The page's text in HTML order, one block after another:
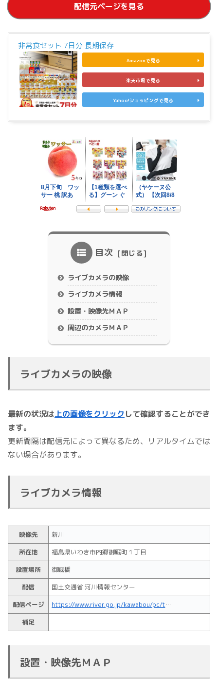
配信元ページを見る
非常食セット 7日分 長期保存
Amazonで見る
楽天市場で見る
Yahoo!ショッピングで見る
目次
ライブカメラの映像
ライブカメラ情報
設置・映像先ＭＡＰ
周辺のカメラＭＡＰ
ライブカメラの映像
最新の状況は上の画像をクリック して確認することができ
ます。
更新間隔は配信元によって異なるため、リアルタイムでは
ない場合があります。
ライブカメラ情報
映像先
新川
所在地
福島県いわき市内郷御厩町１丁目
設置場所
御厩橋
配信
国土交通省 河川情報センター
配信ページ
https://www.river.go.jp/kawabou/pc/tm?zm=12&itmkndCd=200&scamId=101793093
補足
設置・映像先ＭＡＰ